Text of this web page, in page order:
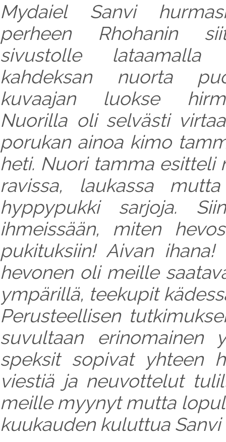
Mydaiel Sanvi
perheen Rhohanin
sivustolle
kahdeksan nuorta
kuvaajan luokse
Nuorilla oli selvästi
porukan ainoa kimo
heti. Nuori tamma esitteli
ravissa, laukassa
hyppypukki sarjoja.
ihmeissään, miten
pukituksiin! Aivan
hevonen oli meille
ympärillä, teekupit
Perusteellisen
suvultaan
speksit sopivat yhteen
viestiä ja neuvottelut
meille myynyt mutta
kuukauden kuluttua